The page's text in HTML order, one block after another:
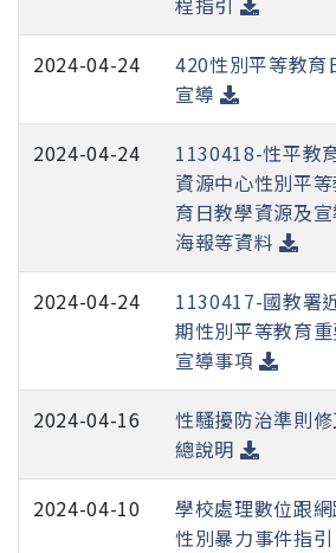
2024-04-24
420性別平等教育
宣導
2024-04-24
1130418-性平教
資源中心性別平等
育日教學資源及宣
海報等資料
2024-04-24
1130417-國教署
期性別平等教育
宣導事項
2024-04-16
性騷擾防治準則修
總說明
2024-04-10
學校處理數位跟
性別暴力事件指引